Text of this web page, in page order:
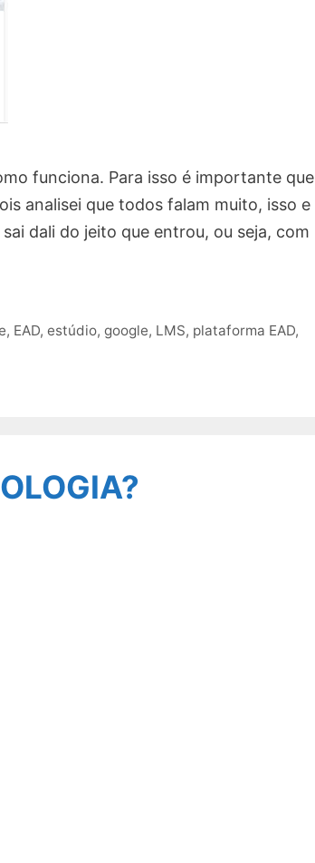
funciona. Para isso é importante que
analisei que todos falam muito, isso e
dali do jeito que entrou, ou seja, com
, EAD,estúdio,google, LMS, plataforma EAD,